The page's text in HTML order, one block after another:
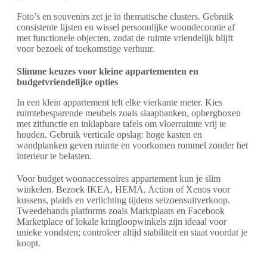
Foto’s en souvenirs zet je in thematische clusters. Gebruik
consistente lijsten en wissel persoonlijke woondecoratie af
met functionele objecten, zodat de ruimte vriendelijk blijft
voor bezoek of toekomstige verhuur.
Slimme keuzes voor kleine appartementen en
budgetvriendelijke opties
In een klein appartement telt elke vierkante meter. Kies
ruimtebesparende meubels zoals slaapbanken, opbergboxen
met zitfunctie en inklapbare tafels om vloerruimte vrij te
houden. Gebruik verticale opslag: hoge kasten en
wandplanken geven ruimte en voorkomen rommel zonder het
interieur te belasten.
Voor budget woonaccessoires appartement kun je slim
winkelen. Bezoek IKEA, HEMA, Action of Xenos voor
kussens, plaids en verlichting tijdens seizoensuitverkoop.
Tweedehands platforms zoals Marktplaats en Facebook
Marketplace of lokale kringloopwinkels zijn ideaal voor
unieke vondsten; controleer altijd stabiliteit en staat voordat je
koopt.